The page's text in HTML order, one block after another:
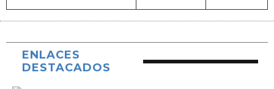
ENLACES
DESTACADOS